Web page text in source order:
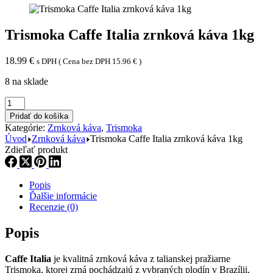
Trismoka Caffe Italia zrnková káva 1kg
18.99 € s DPH ( Cena bez DPH 15.96 € )
8 na sklade
množstvo
Trismoka
Caffe
Italia
zrnková
káva
1kg
Pridať do košíka
Kategórie: Zrnková káva, Trismoka
Úvod Zrnková káva Trismoka Caffe Italia zrnková káva 1kg
Zdieľať produkt
Popis
Ďalšie informácie
Recenzie (0)
Popis
Caffe Italia je kvalitná zrnková káva z talianskej pražiarne
Trismoka, ktorej zrná pochádzajú z vybraných plodín v Brazílii,